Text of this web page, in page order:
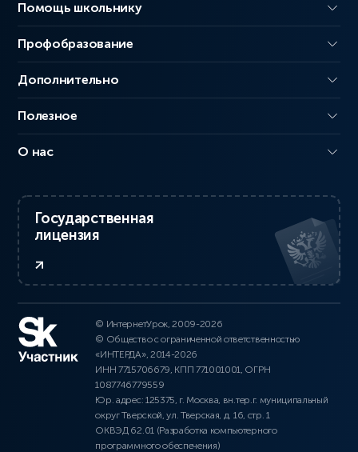
Помощь школьнику
Профобразование
Дополнительно
Полезное
О нас
Государственная
лицензия
© ИнтернетУрок, 2009-2026
© Общество с ограниченной ответственностью
«ИНТЕРДА», 2014-2026
ИНН 7715706679, КПП 771001001, ОГРН
1087746779559
Юр. адрес: 125375, г. Москва, вн.тер.г. муниципальный
округ Тверской, ул. Тверская, д. 16, стр. 1
ОКВЭД 62.01 (Разработка компьютерного
программного обеспечения)